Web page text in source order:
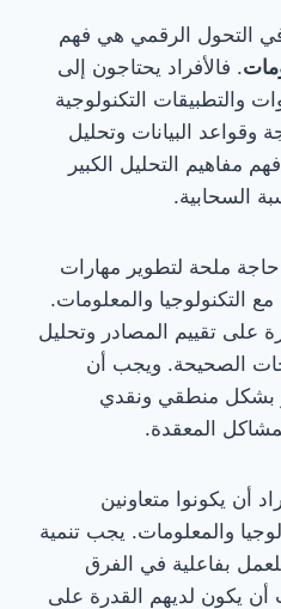
التحول الرقمي هي فهم
. فالأفراد يحتاجون إلى
والتطبيقات التكنولوجية
وقواعد البيانات وتحليل
مفاهيم التحليل الكبير
السحابية.
ملحة لتطوير مهارات
مع التكنولوجيا والمعلومات.
على تقييم المصادر وتحليل
الصحيحة. ويجب أن
بشكل منطقي ونقدي
المعقدة.
أن يكونوا متعاونين
والمعلومات. يجب تنمية
بفاعلية في الفرق
أن يكون لديهم القدرة على